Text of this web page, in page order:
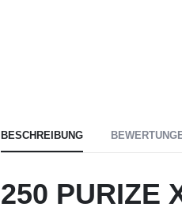
BESCHREIBUNG
250 PURIZE